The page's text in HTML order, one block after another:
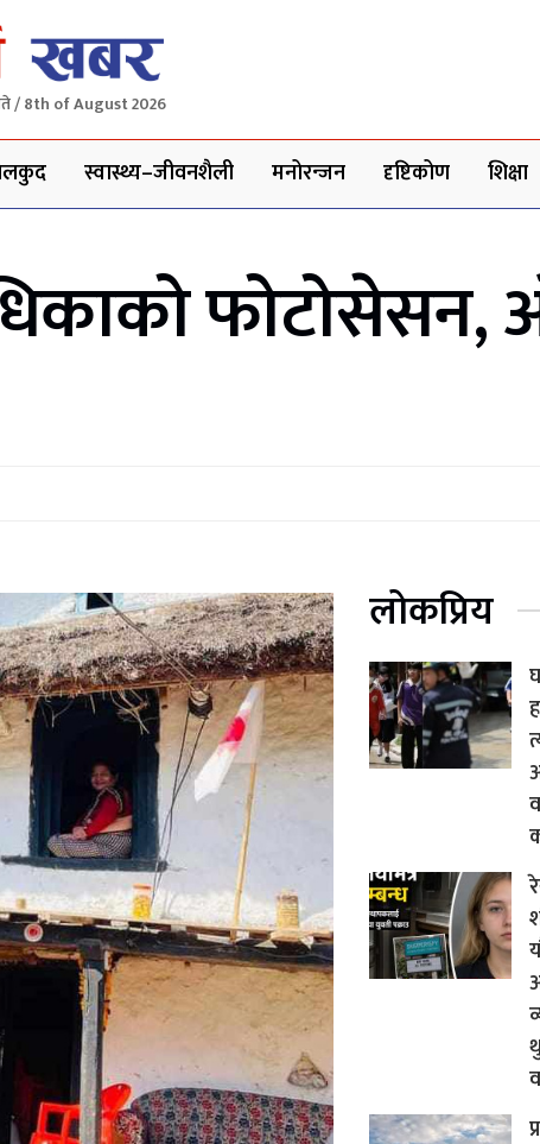
/ 8th of August 2026
स्वास्थ्य–जीवनशैली मनोरन्जन दृष्टिकोण शिक्षा
लोकप्रिय